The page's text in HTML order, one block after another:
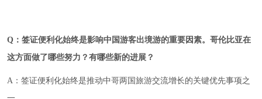
Q ： 签证便利化始终是影响中国游客出境游的重要因素。哥伦比亚在
这方面做了哪些努力？有哪些新的进展？
A：签证便利化始终是推动中哥两国旅游交流增长的关键优先事项之